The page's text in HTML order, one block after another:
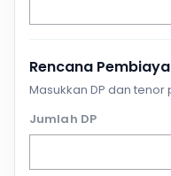
Rencana
Masukkan DP dan
Jumlah DP